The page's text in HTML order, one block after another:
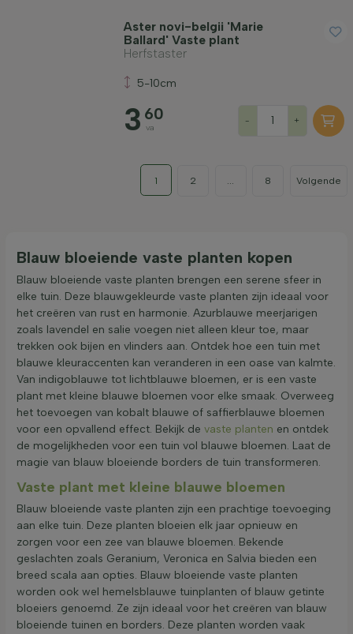
Aster novi-belgii 'Marie
Ballard' Vaste plant
Herfstaster
5-10cm
3 60
va
- +
1 2 8 Volgende
Blauw bloeiende vaste planten kopen
Blauw bloeiende vaste planten brengen een serene sfeer in
elke tuin. Deze blauwgekleurde vaste planten zijn ideaal voor
het creëren van rust en harmonie. Azurblauwe meerjarigen
zoals lavendel en salie voegen niet alleen kleur toe, maar
trekken ook bijen en vlinders aan. Ontdek hoe een tuin met
blauwe kleuraccenten kan veranderen in een oase van kalmte.
Van indigoblauwe tot lichtblauwe bloemen, er is een vaste
plant met kleine blauwe bloemen voor elke smaak. Overweeg
het toevoegen van kobalt blauwe of saffierblauwe bloemen
voor een opvallend effect. Bekijk de vaste planten en ontdek
de mogelijkheden voor een tuin vol blauwe bloemen. Laat de
magie van blauw bloeiende borders de tuin transformeren.
Vaste plant met kleine blauwe bloemen
Blauw bloeiende vaste planten zijn een prachtige toevoeging
aan elke tuin. Deze planten bloeien elk jaar opnieuw en
zorgen voor een zee van blauwe bloemen. Bekende
geslachten zoals Geranium, Veronica en Salvia bieden een
breed scala aan opties. Blauw bloeiende vaste planten
worden ook wel hemelsblauwe tuinplanten of blauw getinte
bloeiers genoemd. Ze zijn ideaal voor het creëren van blauw
bloeiende tuinen en borders. Deze planten worden vaak